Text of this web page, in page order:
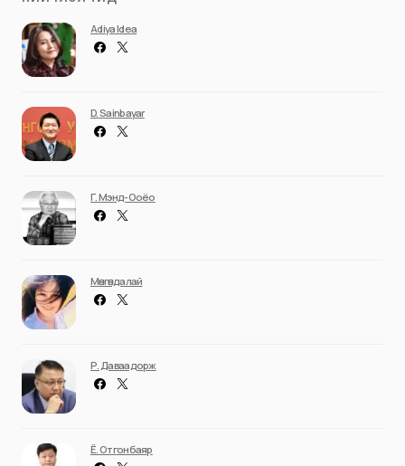
Adiya Idea
D. Sainbayar
Г. Мэнд-Ооёо
Мөнгөндалай
Р. Даваадорж
Ё. Отгонбаяр